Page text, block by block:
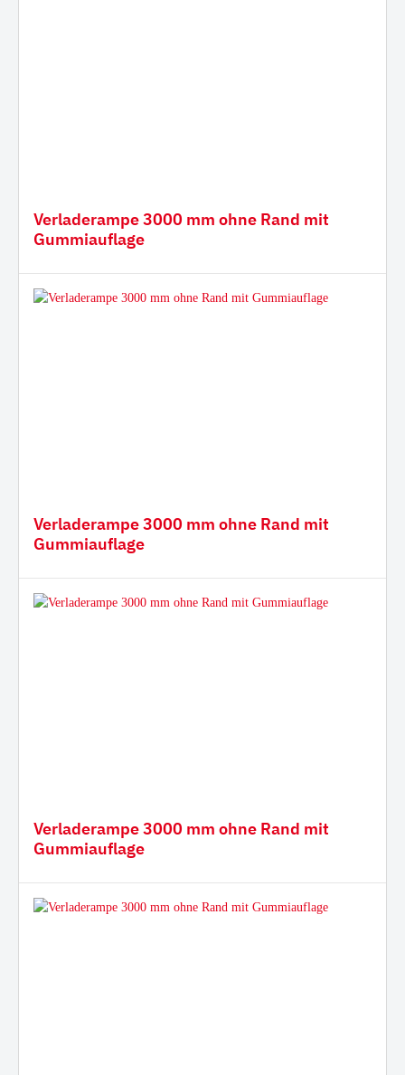
Verladerampe 3000 mm ohne Rand mit
Gummiauflage
Verladerampe 3000 mm ohne Rand mit
Gummiauflage
Verladerampe 3000 mm ohne Rand mit
Gummiauflage